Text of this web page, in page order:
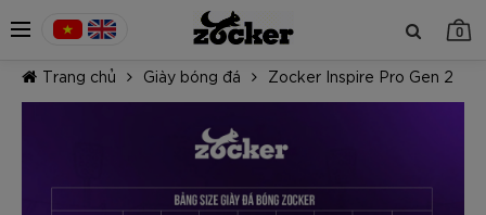
0
Trang chủ Giày bóng đá Zocker Inspire Pro Gen 2